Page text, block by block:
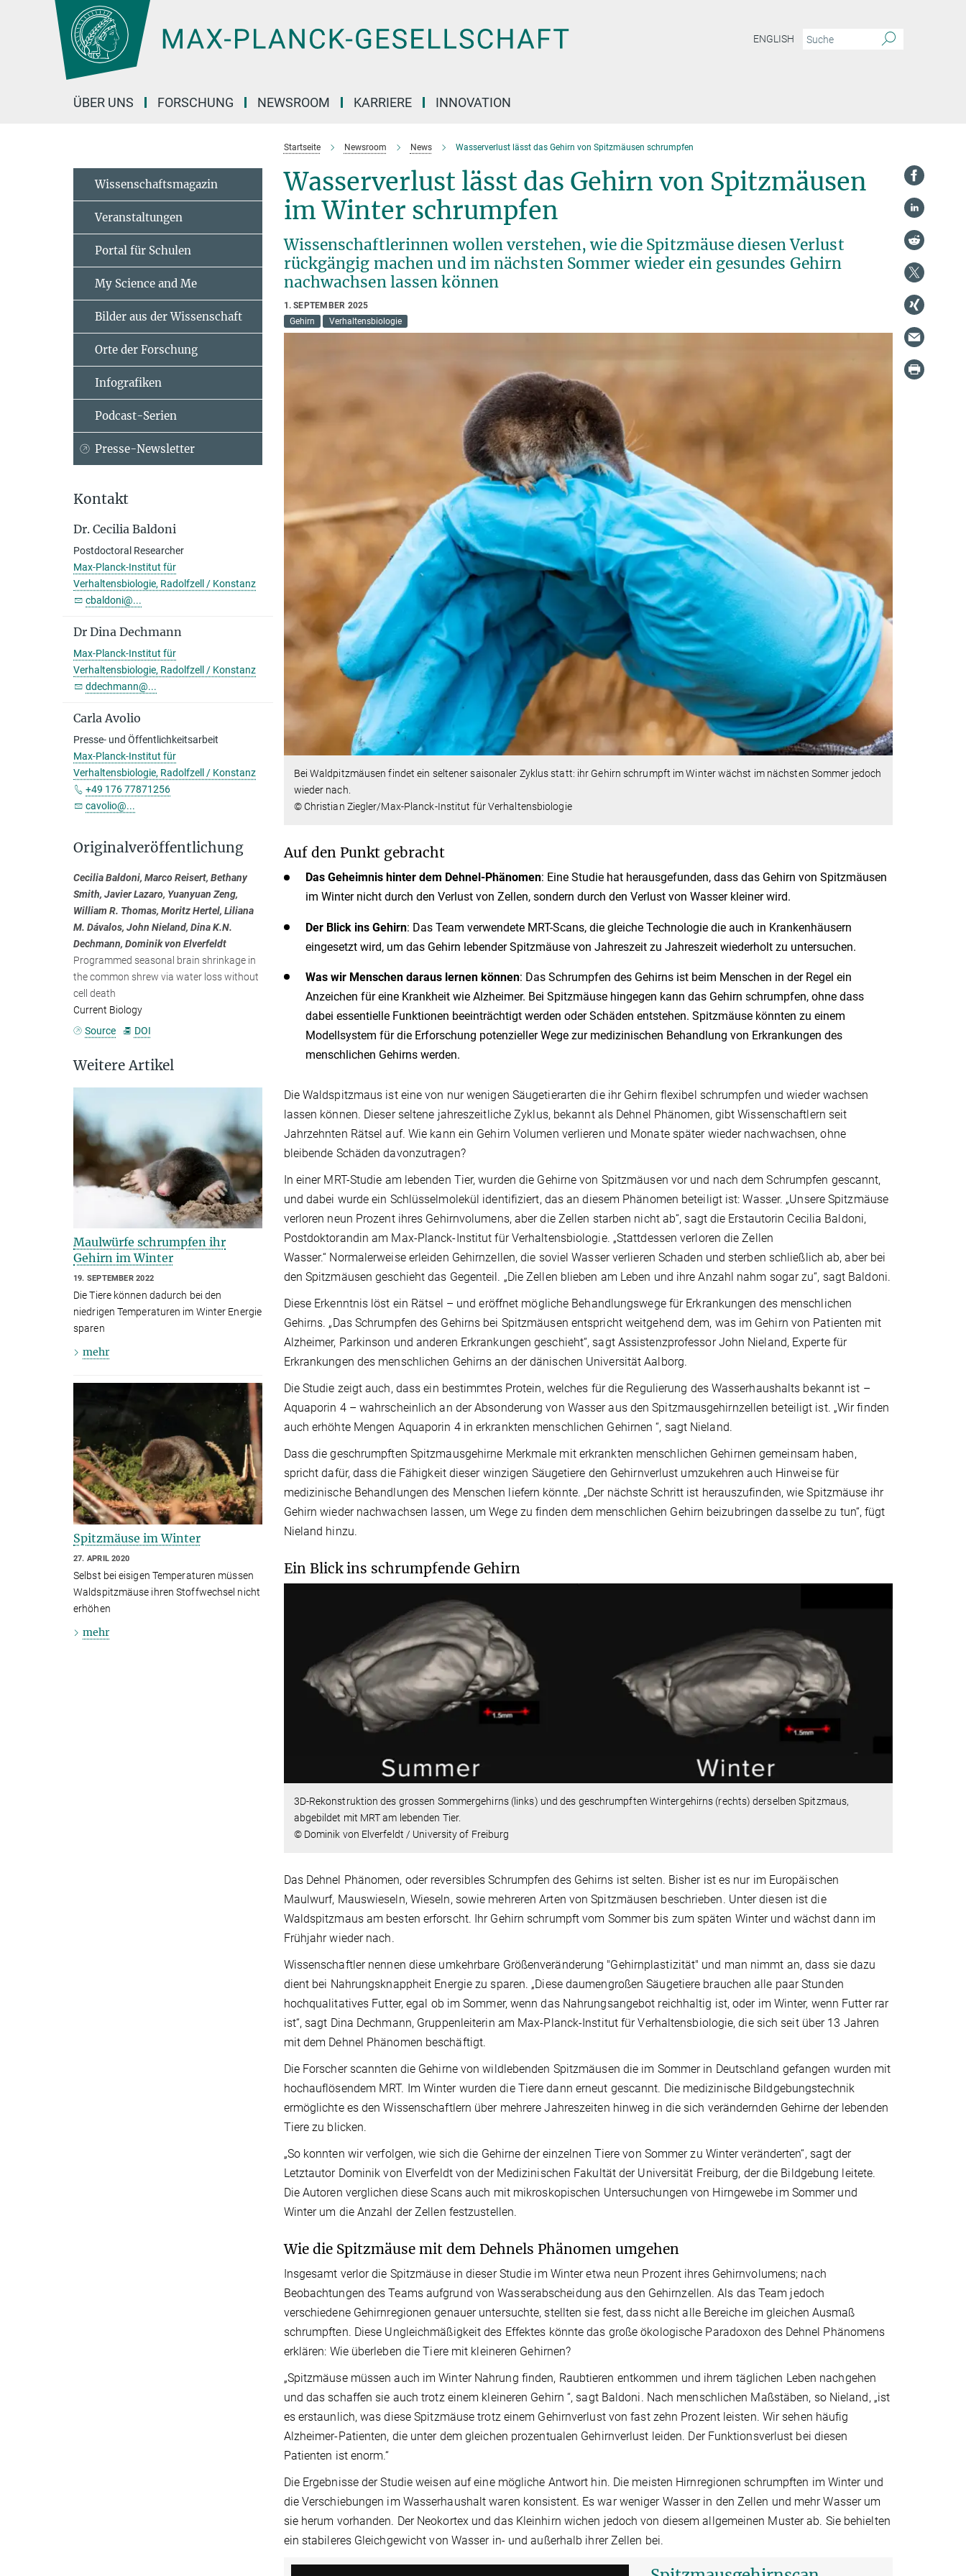
Hauptinhalt
ENGLISH
ÜBER UNS FORSCHUNG NEWSROOM KARRIERE INNOVATION
Startseite Newsroom News Wasserverlust lässt das Gehirn von Spitzmäusen schrumpfen
Wasserverlust lässt das Gehirn von Spitzmäusen
im Winter schrumpfen
Wissenschaftlerinnen wollen verstehen, wie die Spitzmäuse diesen Verlust
rückgängig machen und im nächsten Sommer wieder ein gesundes Gehirn
nachwachsen lassen können
1. SEPTEMBER 2025
Gehirn
Verhaltensbiologie
Bei Waldpitzmäusen findet ein seltener saisonaler Zyklus statt: ihr Gehirn schrumpft im Winter wächst im nächsten Sommer jedoch
wieder nach.
© Christian Ziegler/Max-Planck-Institut für Verhaltensbiologie
Auf den Punkt gebracht
Das Geheimnis hinter dem Dehnel-Phänomen: Eine Studie hat herausgefunden, dass das Gehirn von Spitzmäusen
im Winter nicht durch den Verlust von Zellen, sondern durch den Verlust von Wasser kleiner wird.
Der Blick ins Gehirn: Das Team verwendete MRT-Scans, die gleiche Technologie die auch in Krankenhäusern
eingesetzt wird, um das Gehirn lebender Spitzmäuse von Jahreszeit zu Jahreszeit wiederholt zu untersuchen.
Was wir Menschen daraus lernen können: Das Schrumpfen des Gehirns ist beim Menschen in der Regel ein
Anzeichen für eine Krankheit wie Alzheimer. Bei Spitzmäuse hingegen kann das Gehirn schrumpfen, ohne dass
dabei essentielle Funktionen beeinträchtigt werden oder Schäden entstehen. Spitzmäuse könnten zu einem
Modellsystem für die Erforschung potenzieller Wege zur medizinischen Behandlung von Erkrankungen des
menschlichen Gehirns werden.
Die Waldspitzmaus ist eine von nur wenigen Säugetierarten die ihr Gehirn flexibel schrumpfen und wieder wachsen
lassen können. Dieser seltene jahreszeitliche Zyklus, bekannt als Dehnel Phänomen, gibt Wissenschaftlern seit
Jahrzehnten Rätsel auf. Wie kann ein Gehirn Volumen verlieren und Monate später wieder nachwachsen, ohne
bleibende Schäden davonzutragen?
In einer MRT-Studie am lebenden Tier, wurden die Gehirne von Spitzmäusen vor und nach dem Schrumpfen gescannt,
und dabei wurde ein Schlüsselmolekül identifiziert, das an diesem Phänomen beteiligt ist: Wasser. „Unsere Spitzmäuse
verloren neun Prozent ihres Gehirnvolumens, aber die Zellen starben nicht ab“, sagt die Erstautorin Cecilia Baldoni,
Postdoktorandin am Max-Planck-Institut für Verhaltensbiologie. „Stattdessen verloren die Zellen
Wasser.“ Normalerweise erleiden Gehirnzellen, die soviel Wasser verlieren Schaden und sterben schließlich ab, aber bei
den Spitzmäusen geschieht das Gegenteil. „Die Zellen blieben am Leben und ihre Anzahl nahm sogar zu“, sagt Baldoni.
Diese Erkenntnis löst ein Rätsel – und eröffnet mögliche Behandlungswege für Erkrankungen des menschlichen
Gehirns. „Das Schrumpfen des Gehirns bei Spitzmäusen entspricht weitgehend dem, was im Gehirn von Patienten mit
Alzheimer, Parkinson und anderen Erkrankungen geschieht“, sagt Assistenzprofessor John Nieland, Experte für
Erkrankungen des menschlichen Gehirns an der dänischen Universität Aalborg.
Die Studie zeigt auch, dass ein bestimmtes Protein, welches für die Regulierung des Wasserhaushalts bekannt ist –
Aquaporin 4 – wahrscheinlich an der Absonderung von Wasser aus den Spitzmausgehirnzellen beteiligt ist. „Wir finden
auch erhöhte Mengen Aquaporin 4 in erkrankten menschlichen Gehirnen “, sagt Nieland.
Dass die geschrumpften Spitzmausgehirne Merkmale mit erkrankten menschlichen Gehirnen gemeinsam haben,
spricht dafür, dass die Fähigkeit dieser winzigen Säugetiere den Gehirnverlust umzukehren auch Hinweise für
medizinische Behandlungen des Menschen liefern könnte. „Der nächste Schritt ist herauszufinden, wie Spitzmäuse ihr
Gehirn wieder nachwachsen lassen, um Wege zu finden dem menschlichen Gehirn beizubringen dasselbe zu tun“, fügt
Nieland hinzu.
Ein Blick ins schrumpfende Gehirn
3D-Rekonstruktion des grossen Sommergehirns (links) und des geschrumpften Wintergehirns (rechts) derselben Spitzmaus,
abgebildet mit MRT am lebenden Tier.
© Dominik von Elverfeldt / University of Freiburg
Das Dehnel Phänomen, oder reversibles Schrumpfen des Gehirns ist selten. Bisher ist es nur im Europäischen
Maulwurf, Mauswieseln, Wieseln, sowie mehreren Arten von Spitzmäusen beschrieben. Unter diesen ist die
Waldspitzmaus am besten erforscht. Ihr Gehirn schrumpft vom Sommer bis zum späten Winter und wächst dann im
Frühjahr wieder nach.
Wissenschaftler nennen diese umkehrbare Größenveränderung "Gehirnplastizität" und man nimmt an, dass sie dazu
dient bei Nahrungsknappheit Energie zu sparen. „Diese daumengroßen Säugetiere brauchen alle paar Stunden
hochqualitatives Futter, egal ob im Sommer, wenn das Nahrungsangebot reichhaltig ist, oder im Winter, wenn Futter rar
ist“, sagt Dina Dechmann, Gruppenleiterin am Max-Planck-Institut für Verhaltensbiologie, die sich seit über 13 Jahren
mit dem Dehnel Phänomen beschäftigt.
Die Forscher scannten die Gehirne von wildlebenden Spitzmäusen die im Sommer in Deutschland gefangen wurden mit
hochauflösendem MRT. Im Winter wurden die Tiere dann erneut gescannt. Die medizinische Bildgebungstechnik
ermöglichte es den Wissenschaftlern über mehrere Jahreszeiten hinweg in die sich verändernden Gehirne der lebenden
Tiere zu blicken.
„So konnten wir verfolgen, wie sich die Gehirne der einzelnen Tiere von Sommer zu Winter veränderten“, sagt der
Letztautor Dominik von Elverfeldt von der Medizinischen Fakultät der Universität Freiburg, der die Bildgebung leitete.
Die Autoren verglichen diese Scans auch mit mikroskopischen Untersuchungen von Hirngewebe im Sommer und
Winter um die Anzahl der Zellen festzustellen.
Wie die Spitzmäuse mit dem Dehnels Phänomen umgehen
Insgesamt verlor die Spitzmäuse in dieser Studie im Winter etwa neun Prozent ihres Gehirnvolumens; nach
Beobachtungen des Teams aufgrund von Wasserabscheidung aus den Gehirnzellen. Als das Team jedoch
verschiedene Gehirnregionen genauer untersuchte, stellten sie fest, dass nicht alle Bereiche im gleichen Ausmaß
schrumpften. Diese Ungleichmäßigkeit des Effektes könnte das große ökologische Paradoxon des Dehnel Phänomens
erklären: Wie überleben die Tiere mit kleineren Gehirnen?
„Spitzmäuse müssen auch im Winter Nahrung finden, Raubtieren entkommen und ihrem täglichen Leben nachgehen
und das schaffen sie auch trotz einem kleineren Gehirn “, sagt Baldoni. Nach menschlichen Maßstäben, so Nieland, „ist
es erstaunlich, was diese Spitzmäuse trotz einem Gehirnverlust von fast zehn Prozent leisten. Wir sehen häufig
Alzheimer-Patienten, die unter dem gleichen prozentualen Gehirnverlust leiden. Der Funktionsverlust bei diesen
Patienten ist enorm.“
Die Ergebnisse der Studie weisen auf eine mögliche Antwort hin. Die meisten Hirnregionen schrumpften im Winter und
die Verschiebungen im Wasserhaushalt waren konsistent. Es war weniger Wasser in den Zellen und mehr Wasser um
sie herum vorhanden. Der Neokortex und das Kleinhirn wichen jedoch von diesem allgemeinen Muster ab. Sie behielten
ein stabileres Gleichgewicht von Wasser in- und außerhalb ihrer Zellen bei.
Wissenschaftsmagazin
Veranstaltungen
Portal für Schulen
My Science and Me
Bilder aus der Wissenschaft
Orte der Forschung
Infografiken
Podcast-Serien
Presse-Newsletter
Kontakt
Dr. Cecilia Baldoni
Postdoctoral Researcher
Max-Planck-Institut für
Verhaltensbiologie, Radolfzell / Konstanz
cbaldoni@...
Dr Dina Dechmann
Max-Planck-Institut für
Verhaltensbiologie, Radolfzell / Konstanz
ddechmann@...
Carla Avolio
Presse- und Öffentlichkeitsarbeit
Max-Planck-Institut für
Verhaltensbiologie, Radolfzell / Konstanz
+49 176 77871256
cavolio@...
Originalveröffentlichung
Cecilia Baldoni, Marco Reisert, Bethany
Smith, Javier Lazaro, Yuanyuan Zeng,
William R. Thomas, Moritz Hertel, Liliana
M. Dávalos, John Nieland, Dina K.N.
Dechmann, Dominik von Elverfeldt
Programmed seasonal brain shrinkage in
the common shrew via water loss without
cell death
Current Biology
Source
DOI
Weitere Artikel
Maulwürfe schrumpfen ihr
Gehirn im Winter
19. SEPTEMBER 2022
Die Tiere können dadurch bei den
niedrigen Temperaturen im Winter Energie
sparen
mehr
Spitzmäuse im Winter
27. APRIL 2020
Selbst bei eisigen Temperaturen müssen
Waldspitzmäuse ihren Stoffwechsel nicht
erhöhen
mehr